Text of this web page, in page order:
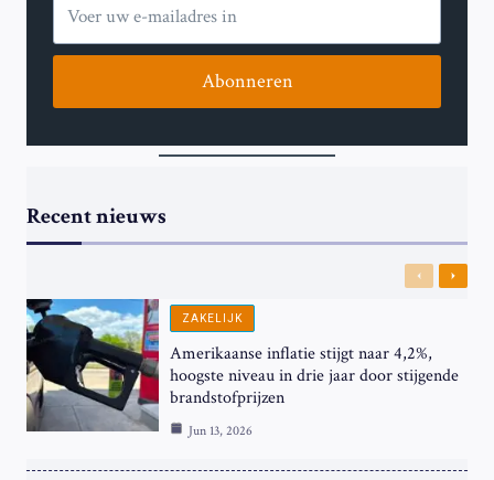
Abonneren
Recent nieuws
Previous
Next
ZAKELIJK
Amerikaanse inflatie stijgt naar 4,2%,
hoogste niveau in drie jaar door stijgende
brandstofprijzen
Jun 13, 2026